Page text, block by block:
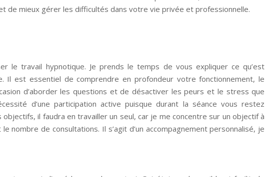
de mieux gérer les difficultés dans votre vie privée et professionnelle.
le travail hypnotique. Je prends le temps de vous expliquer ce qu’est
Il est essentiel de comprendre en profondeur votre fonctionnement, le
d’aborder les questions et de désactiver les peurs et le stress que
d’une participation active puisque durant la séance vous restez
il faudra en travailler un seul, car je me concentre sur un objectif à
nombre de consultations. Il s’agit d’un accompagnement personnalisé, je